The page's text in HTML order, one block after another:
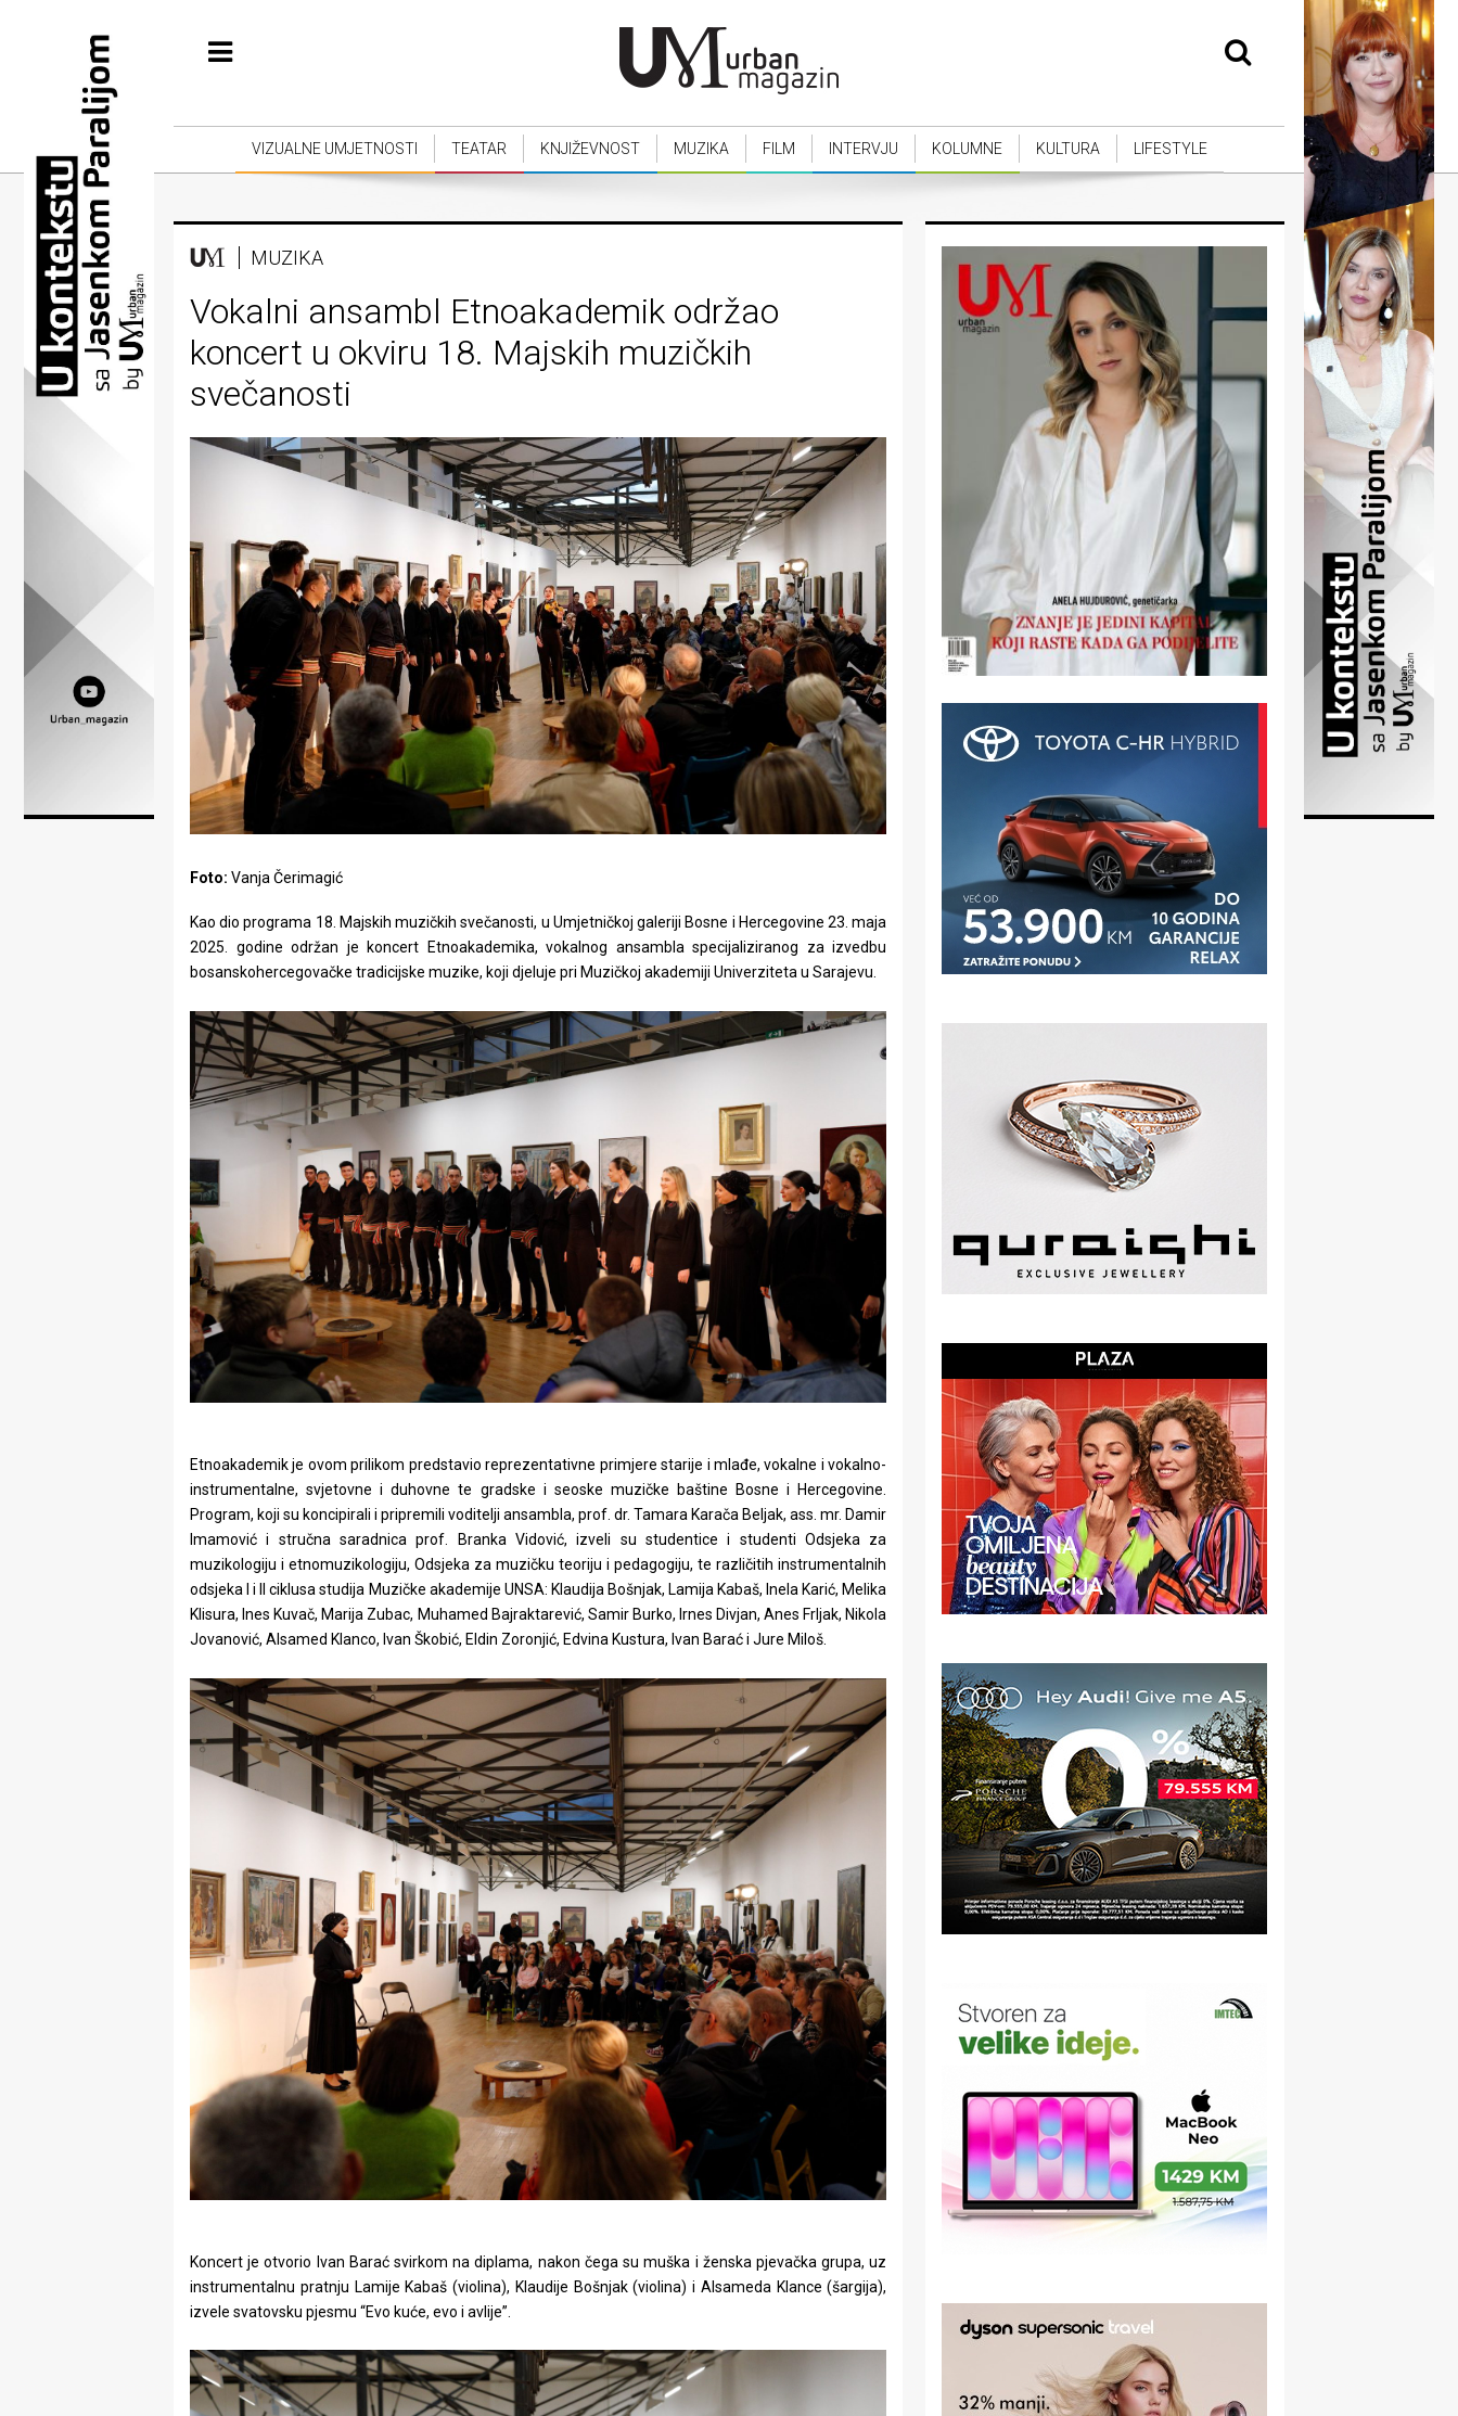
Vizualne
umjetnosti
Teatar
Književnost
Muzika
Film
Intervju
Kolumne
Lifestyle
Beauty
Zdravlje
stolom
u
VIZUALNE UMJETNOSTI TEATAR KNJIŽEVNOST MUZIKA FILM INTERVJU KOLUMNE KULTURA LIFESTYLE
MUZIKA
Vokalni ansambl Etnoakademik održao
koncert u okviru 18. Majskih muzičkih
svečanosti
Foto: Vanja Čerimagić
Kao dio programa 18. Majskih muzičkih svečanosti, u Umjetničkoj galeriji Bosne i Hercegovine 23. maja
2025. godine održan je koncert Etnoakademika, vokalnog ansambla specijaliziranog za izvedbu
bosanskohercegovačke tradicijske muzike, koji djeluje pri Muzičkoj akademiji Univerziteta u Sarajevu.
Etnoakademik je ovom prilikom predstavio reprezentativne primjere starije i mlađe, vokalne i vokalno-
instrumentalne, svjetovne i duhovne te gradske i seoske muzičke baštine Bosne i Hercegovine.
Program, koji su koncipirali i pripremili voditelji ansambla, prof. dr. Tamara Karača Beljak, ass. mr. Damir
Imamović i stručna saradnica prof. Branka Vidović, izveli su studentice i studenti Odsjeka za
muzikologiju i etnomuzikologiju, Odsjeka za muzičku teoriju i pedagogiju, te različitih instrumentalnih
odsjeka I i II ciklusa studija Muzičke akademije UNSA: Klaudija Bošnjak, Lamija Kabaš, Inela Karić, Melika
Klisura, Ines Kuvač, Marija Zubac, Muhamed Bajraktarević, Samir Burko, Irnes Divjan, Anes Frljak, Nikola
Jovanović, Alsamed Klanco, Ivan Škobić, Eldin Zoronjić, Edvina Kustura, Ivan Barać i Jure Miloš.
Koncert je otvorio Ivan Barać svirkom na diplama, nakon čega su muška i ženska pjevačka grupa, uz
instrumentalnu pratnju Lamije Kabaš (violina), Klaudije Bošnjak (violina) i Alsameda Klance (šargija),
izvele svatovsku pjesmu “Evo kuće, evo i avlije”.